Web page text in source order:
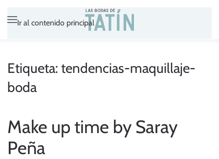
Ir al contenido principal
Etiqueta: tendencias-maquillaje-
boda
Make up time by Saray
Peña